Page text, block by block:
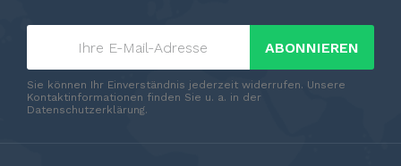
ABONNIEREN
Sie können Ihr Einverständnis jederzeit widerrufen. Unsere
Kontaktinformationen finden Sie u. a. in der
Datenschutzerklärung.